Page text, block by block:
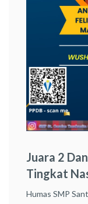
Juara 2
Tingkat
Humas SMP